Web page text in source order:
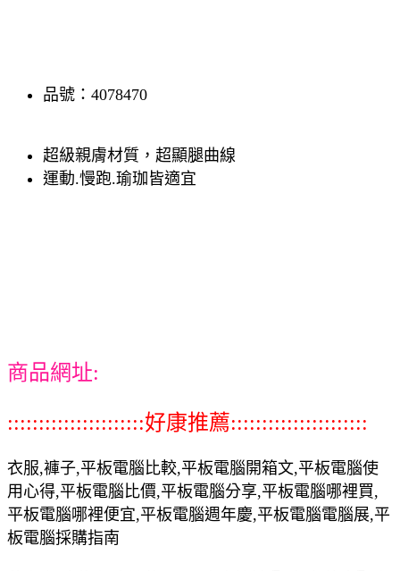
品號：4078470
超級親膚材質，超顯腿曲線
運動.慢跑.瑜珈皆適宜
商品網址:
::::::::::::::::::::::好康推薦::::::::::::::::::::::
衣服,褲子,平板電腦比較,平板電腦開箱文,平板電腦使
用心得,平板電腦比價,平板電腦分享,平板電腦哪裡買,
平板電腦哪裡便宜,平板電腦週年慶,平板電腦電腦展,平
板電腦採購指南